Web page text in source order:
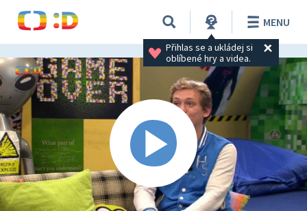
Přihlas se a ukládej si
oblíbené hry a videa.
MENU